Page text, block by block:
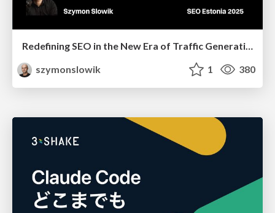
Redefining SEO in the New Era of Traffic Generation
szymonslowik
1 380